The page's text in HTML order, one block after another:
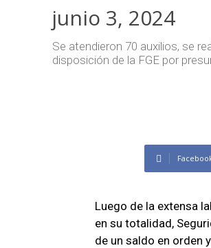
junio 3, 2024
Se atendieron 70 auxilios, se
disposición de la FGE por
Luego de la extensa
en su totalidad,
de un saldo en orden